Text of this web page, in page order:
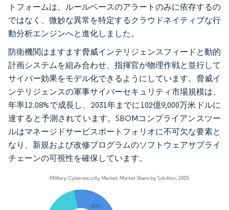
トフォームは、ルールベースのアラートのみに依存するの
ではなく、微妙な異常を特定するクラウドネイティブな行
動分析エンジンへと進化しました。
防衛機関はますます脅威インテリジェンスフィードと動的
計画システムを組み合わせ、指揮官が物理作戦と並行して
サイバー効果をモデル化できるようにしています。脅威イ
ンテリジェンスの軍事サイバーセキュリティ市場規模は、
年率12.08%で成長し、2031年までに102億9,000万米ドルに
達すると予測されています。SBOMコンプライアンスツー
ルはマネージドサービスポートフォリオに不可欠な要素と
なり、新規および改修プログラムのソフトウェアサプライ
チェーンの可視性を確保しています。